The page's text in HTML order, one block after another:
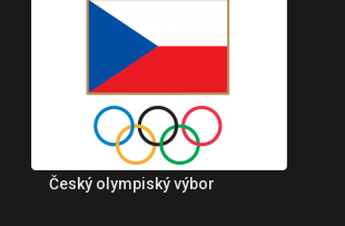
Český olympiský výbor